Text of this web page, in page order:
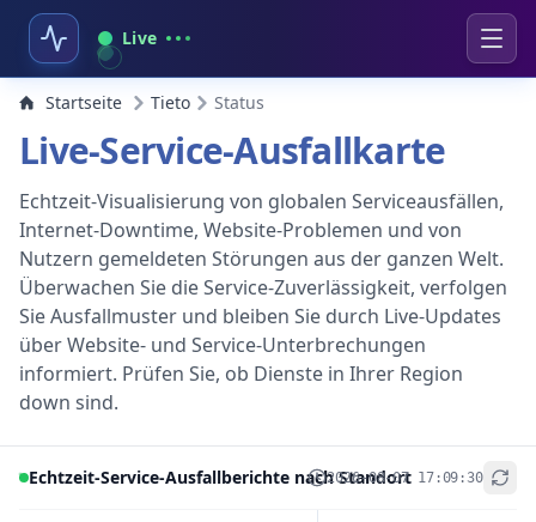
Live
Startseite Tieto Status
Live-Service-Ausfallkarte
Echtzeit-Visualisierung von globalen Serviceausfällen,
Internet-Downtime, Website-Problemen und von
Nutzern gemeldeten Störungen aus der ganzen Welt.
Überwachen Sie die Service-Zuverlässigkeit, verfolgen
Sie Ausfallmuster und bleiben Sie durch Live-Updates
über Website- und Service-Unterbrechungen
informiert. Prüfen Sie, ob Dienste in Ihrer Region
down sind.
Echtzeit-Service-Ausfallberichte nach Standort
2026-08-07 17:09:30
+